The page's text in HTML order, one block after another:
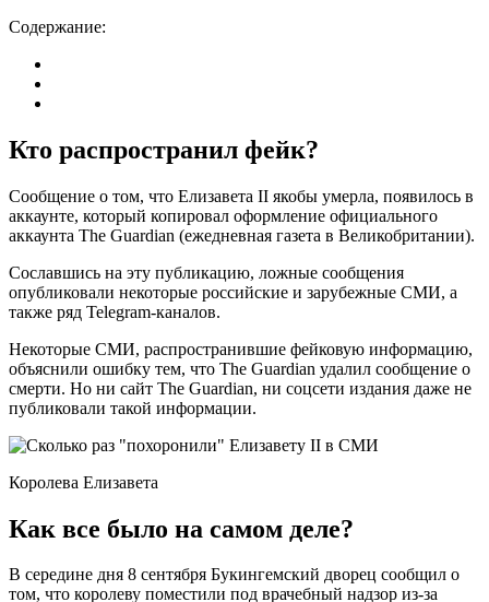
Содержание:
Кто распространил фейк?
Сообщение о том, что Елизавета II якобы умерла, появилось в
аккаунте, который копировал оформление официального
аккаунта The Guardian (ежедневная газета в Великобритании).
Сославшись на эту публикацию, ложные сообщения
опубликовали некоторые российские и зарубежные СМИ, а
также ряд Telegram-каналов.
Некоторые СМИ, распространившие фейковую информацию,
объяснили ошибку тем, что The Guardian удалил сообщение о
смерти. Но ни сайт The Guardian, ни соцсети издания даже не
публиковали такой информации.
Королева Елизавета
Как все было на самом деле?
В середине дня 8 сентября Букингемский дворец сообщил о
том, что королеву поместили под врачебный надзор из-за